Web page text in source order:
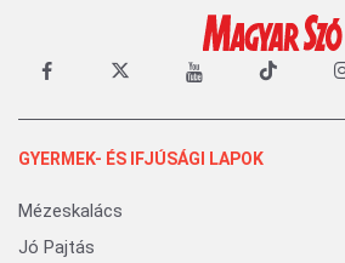
GYERMEK- ÉS IFJÚSÁGI LAPOK
Mézeskalács
Jó Pajtás